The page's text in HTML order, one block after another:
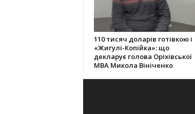
110 тисяч доларів готівкою і
«Жигулі-Копійка»: що
декларує голова Оріхівської
МВА Микола Вініченко